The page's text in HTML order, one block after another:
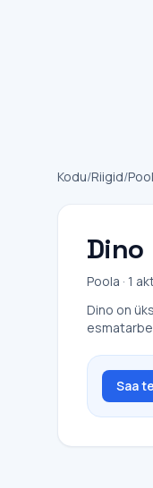
Kodu/Riigid/
Dino
Poola · 1
Dino on
Saa